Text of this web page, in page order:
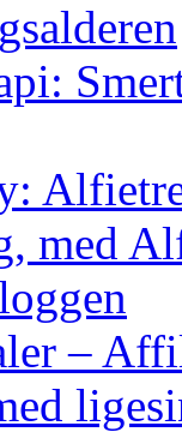
med
–